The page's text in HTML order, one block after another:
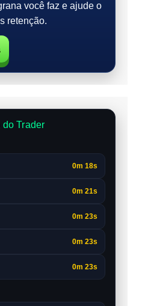
você faz e ajude o
retenção.
Trader
0m 18s
0m 21s
0m 23s
0m 23s
0m 23s